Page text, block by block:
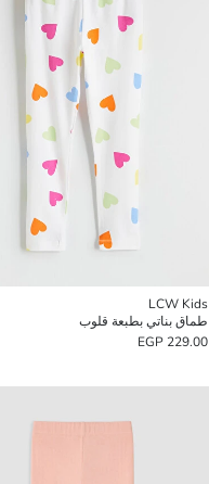
LCW Kids
طماق بناتي بطبعة قلوب
229.00 EGP